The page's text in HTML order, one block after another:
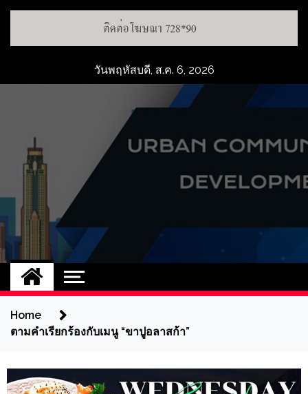
วันพฤหัสบดี, ส.ค. 6, 2026
UCD
NEW
Home
ตามคำเรียกร้องกับเมนู “ขาปูอลาสก้า”